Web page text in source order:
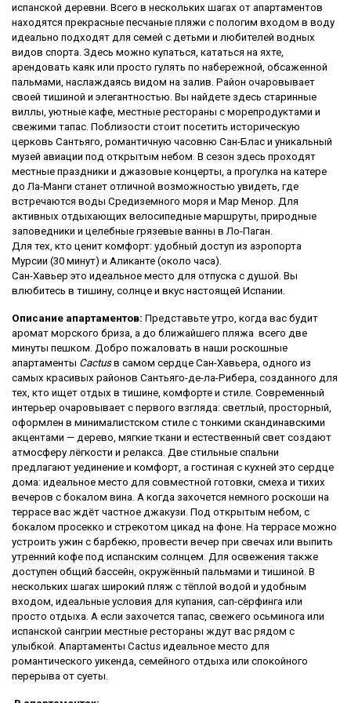
испанской деревни. Всего в нескольких шагах от апартаментов
находятся прекрасные песчаные пляжи с пологим входом в воду
идеально подходят для семей с детьми и любителей водных
видов спорта. Здесь можно купаться, кататься на яхте,
арендовать каяк или просто гулять по набережной, обсаженной
пальмами, наслаждаясь видом на залив. Район очаровывает
своей тишиной и элегантностью. Вы найдете здесь старинные
виллы, уютные кафе, местные рестораны с морепродуктами и
свежими тапас. Поблизости стоит посетить историческую
церковь Сантьяго, романтичную часовню Сан-Блас и уникальный
музей авиации под открытым небом. В сезон здесь проходят
местные праздники и джазовые концерты, а прогулка на катере
до Ла-Манги станет отличной возможностью увидеть, где
встречаются воды Средиземного моря и Мар Менор. Для
активных отдыхающих велосипедные маршруты, природные
заповедники и целебные грязевые ванны в Ло-Паган.
Для тех, кто ценит комфорт: удобный доступ из аэропорта
Мурсии (30 минут) и Аликанте (около часа).
Сан-Хавьер это идеальное место для отпуска с душой. Вы
влюбитесь в тишину, солнце и вкус настоящей Испании.
Описание апартаментов: Представьте утро, когда вас будит
аромат морского бриза, а до ближайшего пляжа всего две
минуты пешком. Добро пожаловать в наши роскошные
апартаменты Cactusв самом сердце Сан-Хавьера, одного из
самых красивых районов Сантьяго-де-ла-Рибера, созданного для
тех, кто ищет отдых в тишине, комфорте и стиле. Современный
интерьер очаровывает с первого взгляда: светлый, просторный,
оформлен в минималистском стиле с тонкими скандинавскими
акцентами — дерево, мягкие ткани и естественный свет создают
атмосферу лёгкости и релакса. Две стильные спальни
предлагают уединение и комфорт, а гостиная с кухней это сердце
дома: идеальное место для совместной готовки, смеха и тихих
вечеров с бокалом вина. А когда захочется немного роскоши на
террасе вас ждёт частное джакузи. Под открытым небом, с
бокалом просекко и стрекотом цикад на фоне. На террасе можно
устроить ужин с барбекю, провести вечер при свечах или выпить
утренний кофе под испанским солнцем. Для освежения также
доступен общий бассейн, окружённый пальмами и тишиной. В
нескольких шагах широкий пляж с тёплой водой и удобным
входом, идеальные условия для купания, сап-сёрфинга или
просто отдыха. А если захочется тапас, свежего осьминога или
испанской сангрии местные рестораны ждут вас рядом с
улыбкой. Апартаменты Cactus идеальное место для
романтического уикенда, семейного отдыха или спокойного
перерыва от суеты.